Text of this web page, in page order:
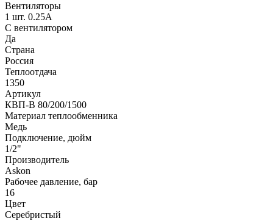
Вентиляторы
1 шт. 0.25А
С вентилятором
Да
Страна
Россия
Теплоотдача
1350
Артикул
КВП-В 80/200/1500
Материал теплообменника
Медь
Подключение, дюйм
1/2"
Производитель
Аskon
Рабочее давление, бар
16
Цвет
Серебристый